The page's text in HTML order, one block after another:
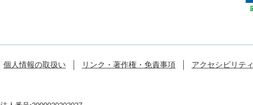
個人情報の取扱い リンク・著作権・免責事項 アクセシビリティ